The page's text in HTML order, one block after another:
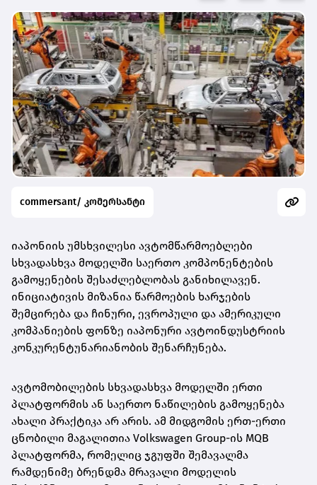
commersant/ კომერსანტი
იაპონიის უმსხვილესი ავტომწარმოებლები
სხვადასხვა მოდელში საერთო კომპონენტების
გამოყენების შესაძლებლობას განიხილავენ.
ინიციატივის მიზანია წარმოების ხარჯების
შემცირება და ჩინური, ევროპული და ამერიკული
კომპანიების ფონზე იაპონური ავტოინდუსტრიის
კონკურენტუნარიანობის შენარჩუნება.
ავტომობილების სხვადასხვა მოდელში ერთი
პლატფორმის ან საერთო ნაწილების გამოყენება
ახალი პრაქტიკა არ არის. ამ მიდგომის ერთ-ერთი
ცნობილი მაგალითია Volkswagen Group-ის MQB
პლატფორმა, რომელიც ჯგუფში შემავალმა
რამდენიმე ბრენდმა მრავალი მოდელის